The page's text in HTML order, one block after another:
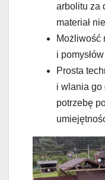
arbolitu za
materiał
Możliwość
i
Prosta
i wlania go
potrzebę